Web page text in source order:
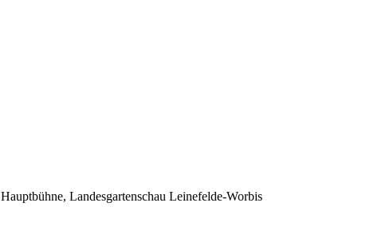
Hauptbühne, Landesgartenschau Leinefelde-Worbis